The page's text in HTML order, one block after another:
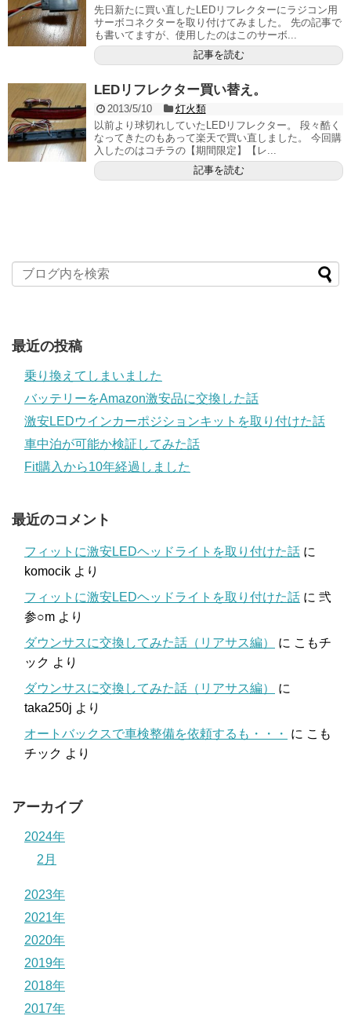
先日新たに買い直したLEDリフレクターにラジコン用
サーボコネクターを取り付けてみました。 先の記事で
も書いてますが、使用したのはこのサーボ...
記事を読む
LEDリフレクター買い替え。
2013/5/10
灯火類
以前より球切れしていたLEDリフレクター。 段々酷く
なってきたのもあって楽天で買い直しました。 今回購
入したのはコチラの【期間限定】【レ...
記事を読む
最近の投稿
乗り換えてしまいました
バッテリーをAmazon激安品に交換した話
激安LEDウインカーポジションキットを取り付けた話
車中泊が可能か検証してみた話
Fit購入から10年経過しました
最近のコメント
フィットに激安LEDヘッドライトを取り付けた話 に
komocik より
フィットに激安LEDヘッドライトを取り付けた話 に 弐
参○m より
ダウンサスに交換してみた話（リアサス編）
に こもチ
ック より
ダウンサスに交換してみた話（リアサス編）
に
taka250j より
オートバックスで車検整備を依頼するも・・・
に こも
チック より
アーカイブ
2024年
2月
2023年
2021年
2020年
2019年
2018年
2017年